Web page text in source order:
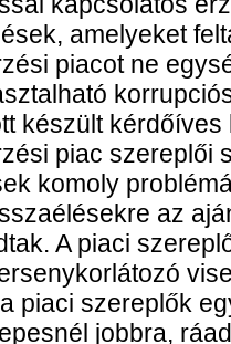
amelyeket
piacot ne
készült
piac szereplői
komoly
az
A piaci
piaci szereplők
jobbra,